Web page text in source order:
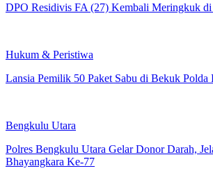
DPO Residivis FA (27) Kembali Meringkuk di
Hukum & Peristiwa
Lansia Pemilik 50 Paket Sabu di Bekuk Polda
Bengkulu Utara
Polres Bengkulu Utara Gelar Donor Darah,
Bhayangkara Ke-77